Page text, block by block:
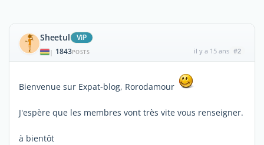
Sheetul ViP
| 1843POSTS il y a 15 ans #2
Bienvenue sur Expat-blog, Rorodamour
J'espère que les membres vont très vite vous renseigner.
à bientôt